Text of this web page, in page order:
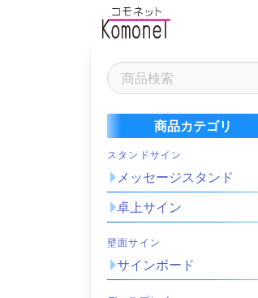
商品カテゴリ
スタンドサイン
メッセージスタンド
卓上サイン
壁面サイン
サインボード